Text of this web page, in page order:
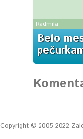
Radmila
Belo
Copyright © 2005-2022